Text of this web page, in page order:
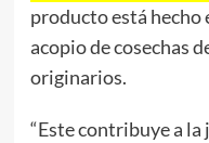
producto está hecho
acopio de cosechas
originarios.
“Este contribuye a